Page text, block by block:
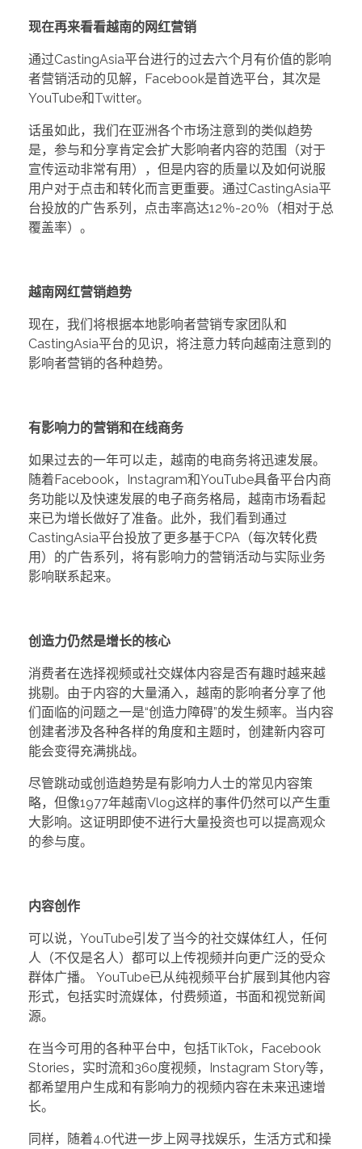
现在再来看看越南的网红营销
通过CastingAsia平台进行的过去六个月有价值的影响
者营销活动的见解，Facebook是首选平台，其次是
YouTube和Twitter。
话虽如此，我们在亚洲各个市场注意到的类似趋势
是，参与和分享肯定会扩大影响者内容的范围（对于
宣传运动非常有用），但是内容的质量以及如何说服
用户对于点击和转化而言更重要。通过CastingAsia平
台投放的广告系列，点击率高达12％-20％（相对于总
覆盖率）。
越南网红营销趋势
现在，我们将根据本地影响者营销专家团队和
CastingAsia平台的见识，将注意力转向越南注意到的
影响者营销的各种趋势。
有影响力的营销和在线商务
如果过去的一年可以走，越南的电商务将迅速发展。
随着Facebook，Instagram和YouTube具备平台内商
务功能以及快速发展的电子商务格局，越南市场看起
来已为增长做好了准备。此外，我们看到通过
CastingAsia平台投放了更多基于CPA（每次转化费
用）的广告系列，将有影响力的营销活动与实际业务
影响联系起来。
创造力仍然是增长的核心
消费者在选择视频或社交媒体内容是否有趣时越来越
挑剔。由于内容的大量涌入，越南的影响者分享了他
们面临的问题之一是“创造力障碍”的发生频率。当内容
创建者涉及各种各样的角度和主题时，创建新内容可
能会变得充满挑战。
尽管跳动或创造趋势是有影响力人士的常见内容策
略，但像1977年越南Vlog这样的事件仍然可以产生重
大影响。这证明即使不进行大量投资也可以提高观众
的参与度。
内容创作
可以说，YouTube引发了当今的社交媒体红人，任何
人（不仅是名人）都可以上传视频并向更广泛的受众
群体广播。 YouTube已从纯视频平台扩展到其他内容
形式，包括实时流媒体，付费频道，书面和视觉新闻
源。
在当今可用的各种平台中，包括TikTok，Facebook
Stories，实时流和360度视频，Instagram Story等，
都希望用户生成和有影响力的视频内容在未来迅速增
长。
同样，随着4.0代进一步上网寻找娱乐，生活方式和操